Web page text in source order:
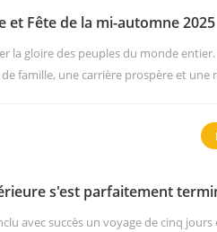
et Fête de la mi-automne 2025
la gloire des peuples du monde
famille, une carrière prospère et une
s'est parfaitement
avec succès un voyage de cinq